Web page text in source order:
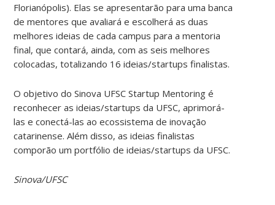
Florianópolis). Elas se apresentarão para uma banca
de mentores que avaliará e escolherá as duas
melhores ideias de cada campus para a mentoria
final, que contará, ainda, com as seis melhores
colocadas, totalizando 16 ideias/startups finalistas.
O objetivo do Sinova UFSC Startup Mentoring é
reconhecer as ideias/startups da UFSC, aprimorá-
las e conectá-las ao ecossistema de inovação
catarinense. Além disso, as ideias finalistas
comporão um portfólio de ideias/startups da UFSC.
Sinova/UFSC